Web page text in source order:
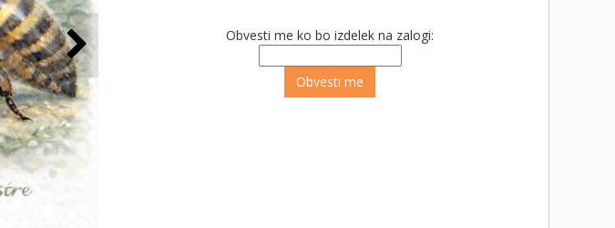
Obvesti me ko bo izdelek na zalogi: